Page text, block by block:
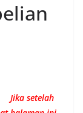
Jika setelah